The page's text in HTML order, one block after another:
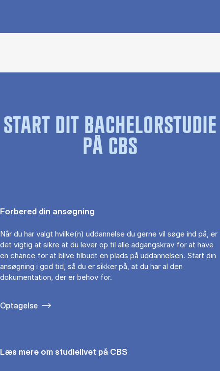
START DIT BACHELORSTUDIE
PÅ CBS
Forbered din ansøgning
Når du har valgt hvilke(n) uddannelse du gerne vil søge ind på, er
det vigtig at sikre at du lever op til alle adgangskrav for at have
en chance for at blive tilbudt en plads på uddannelsen. Start din
ansøgning i god tid, så du er sikker på, at du har al den
dokumentation, der er behov for.
Optagelse
Læs mere om studielivet på CBS